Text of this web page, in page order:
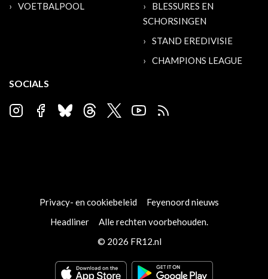
VOETBALPOOL
BLESSURES EN
SCHORSINGEN
STAND EREDIVISIE
CHAMPIONS LEAGUE
SOCIALS
Privacy- en cookiebeleid
Feyenoord nieuws
Headliner
Alle rechten voorbehouden.
© 2026 FR12.nl